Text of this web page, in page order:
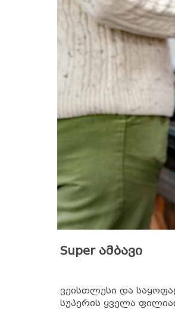
Super ამბავი
ვეისთლესი და
სუპერის ყველა